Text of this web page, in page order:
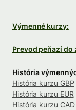
Výmenné kurzy:
Prevod peňazí do
História
História kurzu GBP
História kurzu EUR
História kurzu CAD